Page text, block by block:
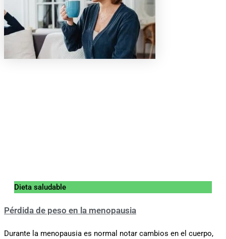
Dieta saludable
Pérdida de peso en la menopausia
Durante la menopausia es normal notar cambios en el cuerpo,